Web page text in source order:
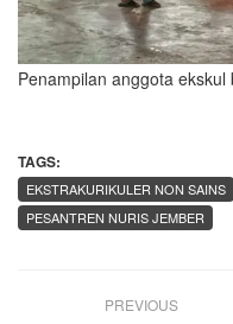
Penampilan anggota
TAGS:
EKSTRAKURIKULER NON SAINS
PESANTREN NURIS JEMBER
PREVIOUS